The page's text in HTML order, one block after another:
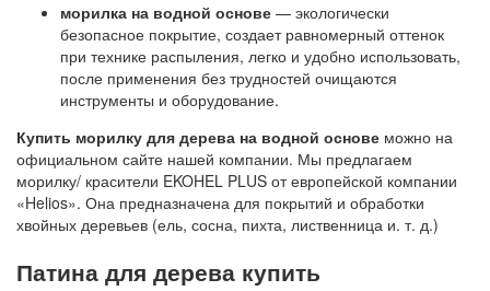
морилка на водной основе — экологически
безопасное покрытие, создает равномерный оттенок
при технике распыления, легко и удобно использовать,
после применения без трудностей очищаются
инструменты и оборудование.
Купить морилку для дерева на водной основе можно на
официальном сайте нашей компании. Мы предлагаем
морилку/ красители EKOHEL PLUS от европейской компании
«Helios». Она предназначена для покрытий и обработки
хвойных деревьев (ель, сосна, пихта, лиственница и. т. д.)
Патина для дерева купить